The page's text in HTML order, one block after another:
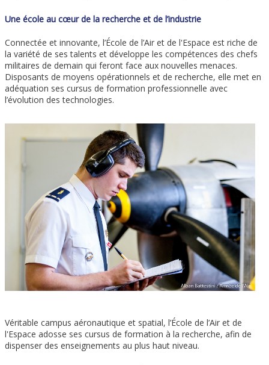
Une école au cœur de la recherche et de l’industrie
Connectée et innovante, l’École de l’Air et de l'Espace est riche de
la variété de ses talents et développe les compétences des chefs
militaires de demain qui feront face aux nouvelles menaces.
Disposants de moyens opérationnels et de recherche, elle met en
adéquation ses cursus de formation professionnelle avec
l’évolution des technologies.
Véritable campus aéronautique et spatial, l’École de l’Air et de
l'Espace adosse ses cursus de formation à la recherche, afin de
dispenser des enseignements au plus haut niveau.